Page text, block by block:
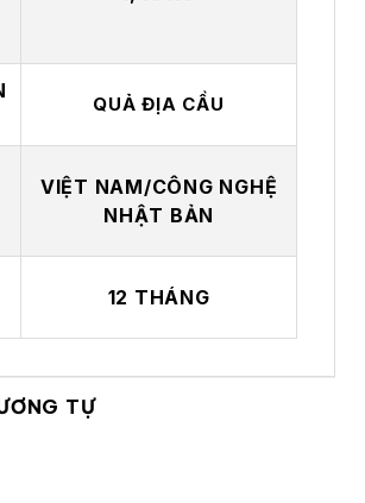
QUẢ ĐỊA CẦU
VIỆT NAM/CÔNG NGHỆ
NHẬT BẢN
12 THÁNG
TỰ